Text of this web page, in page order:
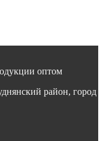
оптом
район, город